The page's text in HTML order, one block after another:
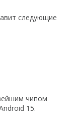
следующие
чипом
15.